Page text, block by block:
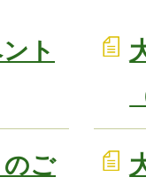
ト
ご